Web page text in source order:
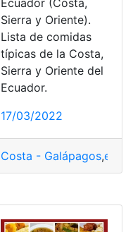
Ecuador (Costa,
Sierra y Oriente).
Lista de comidas
típicas de la Costa,
Sierra y Oriente del
Ecuador.
17/03/2022
Costa - Galápagos,